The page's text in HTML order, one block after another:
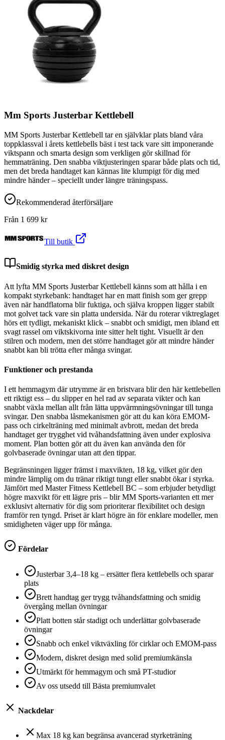
Mm Sports Justerbar Kettlebell
MM Sports Justerbar Kettlebell tar en självklar plats bland våra
toppklassval i årets kettlebells bäst i test tack vare sitt imponerande
viktspann och smarta design som verkligen gör skillnad för
hemmaträning. Den snabba viktjusteringen sparar både plats och tid,
men det breda handtaget kan kännas lite klumpigt för dig med
mindre händer – speciellt under längre träningspass.
Rekommenderad återförsäljare
Från 1 699 kr
Till butik
Smidig styrka med diskret design
Att lyfta MM Sports Justerbar Kettlebell känns som att hålla i en
kompakt styrkebank: handtaget har en matt finish som ger grepp
även när handflatorna blir fuktiga, och själva kroppen ligger stabilt
mot golvet tack vare sin platta undersida. När du roterar viktreglaget
hörs ett tydligt, mekaniskt klick – snabbt och smidigt, men ibland ett
svagt rassel om viktskivorna inte sitter helt tight. Visuellt är den
stilren och modern, men det större handtaget gör att mindre händer
snabbt kan bli trötta efter många svingar.
Funktioner och prestanda
I ett hemmagym där utrymme är en bristvara blir den här kettlebellen
ett riktigt ess – du slipper en hel rad av separata vikter och kan
snabbt växla mellan allt från lätta uppvärmningsövningar till tunga
svingar. Den snabba låsmekanismen gör att du kan köra EMOM-
pass och cirkelträning med minimalt avbrott, medan det breda
handtaget ger trygghet vid tvåhandsfattning även under explosiva
moment. Plan botten gör att du även kan använda den för
golvbaserade övningar utan att den tippar.
Begränsningen ligger främst i maxvikten, 18 kg, vilket gör den
mindre lämplig om du tränar riktigt tungt eller snabbt ökar i styrka.
Jämfört med Master Fitness Kettlebell BC – som erbjuder betydligt
högre maxvikt för ett lägre pris – blir MM Sports-varianten ett mer
exklusivt alternativ för dig som prioriterar flexibilitet och design
framför ren tyngd. Priset är klart högre än för enklare modeller, men
smidigheten väger upp för många.
Fördelar
Justerbar 3,4–18 kg – ersätter flera kettlebells och sparar
plats
Brett handtag ger trygg tvåhandsfattning och smidig
övergång mellan övningar
Platt botten står stadigt och underlättar golvbaserade
övningar
Snabb och enkel viktväxling för cirklar och EMOM-pass
Modern, diskret design med solid premiumkänsla
Utmärkt för hemmagym och små PT-studior
Av oss utsedd till Bästa premiumvalet
Nackdelar
Max 18 kg kan begränsa avancerad styrketräning